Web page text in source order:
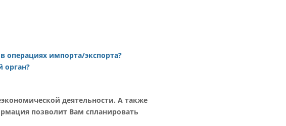
операциях импорта/экспорта?
орган?
деятельности. А также
позволит Вам спланировать